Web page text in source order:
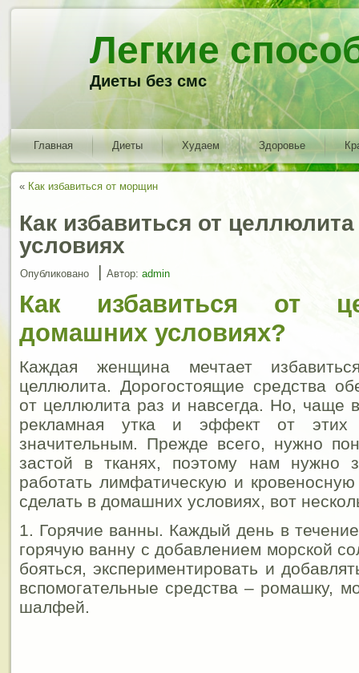
Легкие
Диеты без смс
Главная Диеты Худаем Здоровье
« Как избавиться от морщин
Как избавиться от
условиях
Опубликовано | Автор: admin
Как избавиться от
домашних условиях?
Каждая женщина мечтает
целлюлита. Дорогостоящие средства
от целлюлита раз и навсегда. Но, чаще
рекламная утка и эффект от этих
значительным. Прежде всего, нужно
застой в тканях, поэтому нам нужно
работать лимфатическую и кровеносную
сделать в домашних условиях, вот
1. Горячие ванны. Каждый день в
горячую ванну с добавлением морской
бояться, экспериментировать и
вспомогательные средства – ромашку,
шалфей.